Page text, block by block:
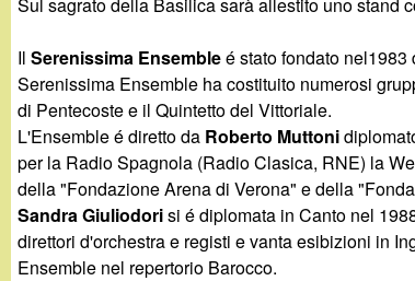
o
.
i
t
IlSerenissima Ensembleé stato fondato
Serenissima Ensemble ha costituito numerosi
di Pentecoste e il Quintetto del Vittoriale.
L'Ensemble é diretto da Roberto Muttoni
per la Radio Spagnola (Radio Clasica, RNE) la
della "Fondazione Arena di Verona" e della
Sandra Giuliodorisi é diplomata in Canto nel
direttori d'orchestra e registi e vanta esibizioni in
Ensemble nel repertorio Barocco.